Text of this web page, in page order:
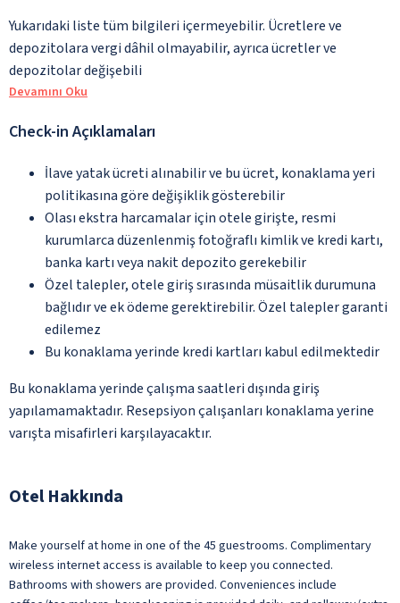
Yukarıdaki liste tüm bilgileri içermeyebilir. Ücretlere ve
depozitolara vergi dâhil olmayabilir, ayrıca ücretler ve
depozitolar değişebili
Devamını Oku
Check-in Açıklamaları
İlave yatak ücreti alınabilir ve bu ücret, konaklama yeri
politikasına göre değişiklik gösterebilir
Olası ekstra harcamalar için otele girişte, resmi
kurumlarca düzenlenmiş fotoğraflı kimlik ve kredi kartı,
banka kartı veya nakit depozito gerekebilir
Özel talepler, otele giriş sırasında müsaitlik durumuna
bağlıdır ve ek ödeme gerektirebilir. Özel talepler garanti
edilemez
Bu konaklama yerinde kredi kartları kabul edilmektedir
Bu konaklama yerinde çalışma saatleri dışında giriş
yapılamamaktadır. Resepsiyon çalışanları konaklama yerine
varışta misafirleri karşılayacaktır.
Otel Hakkında
Make yourself at home in one of the 45 guestrooms. Complimentary
wireless internet access is available to keep you connected.
Bathrooms with showers are provided. Conveniences include